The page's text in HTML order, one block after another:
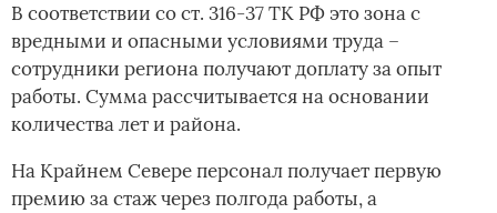
В соответствии со ст. 316-37 ТК РФ это зона с
вредными и опасными условиями труда –
сотрудники региона получают доплату за опыт
работы. Сумма рассчитывается на основании
количества лет и района.
На Крайнем Севере персонал получает первую
премию за стаж через полгода работы, а